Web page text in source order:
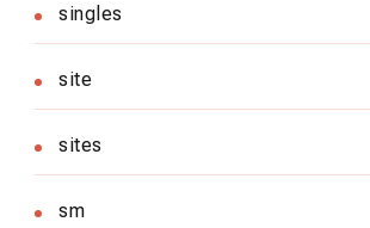
singles
site
sites
sm